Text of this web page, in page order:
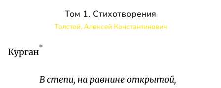
Том 1. Стихотворения
Толстой, Алексей Константинович
Курган*
В степи, на равнине открытой,